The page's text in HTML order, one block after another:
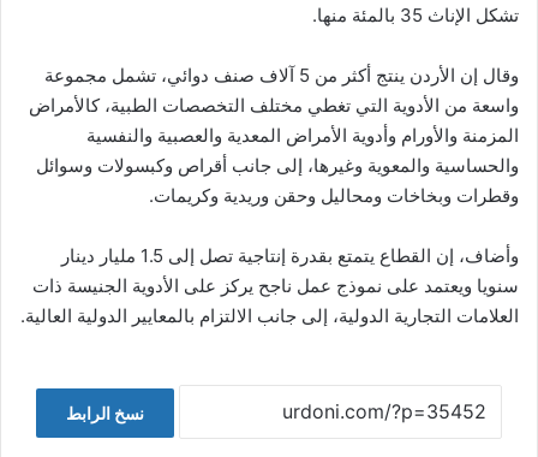
تشكل الإناث 35 بالمئة منها.
وقال إن الأردن ينتج أكثر من 5 آلاف صنف دوائي، تشمل مجموعة
واسعة من الأدوية التي تغطي مختلف التخصصات الطبية، كالأمراض
المزمنة والأورام وأدوية الأمراض المعدية والعصبية والنفسية
والحساسية والمعوية وغيرها، إلى جانب أقراص وكبسولات وسوائل
وقطرات وبخاخات ومحاليل وحقن وريدية وكريمات.
وأضاف، إن القطاع يتمتع بقدرة إنتاجية تصل إلى 1.5 مليار دينار
سنويا ويعتمد على نموذج عمل ناجح يركز على الأدوية الجنيسة ذات
العلامات التجارية الدولية، إلى جانب الالتزام بالمعايير الدولية العالية.
نسخ الرابط